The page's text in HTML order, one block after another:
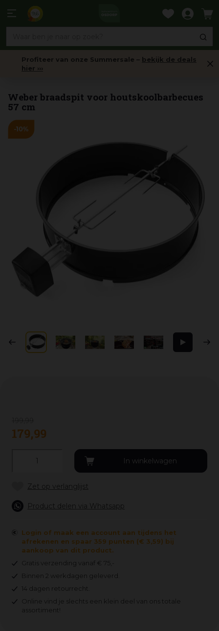
naar
Profiteer van onze Summersale – bekijk de deals
hier ›››
Weber braadspit voor houtskoolbarbecues
57 cm
179,99
Product delen via Whatsapp
Login of maak een account aan tijdens het
afrekenen en spaar 359 punten (€ 3,59) bij
aankoop van dit product.
Gratis verzending vanaf € 75,-
Binnen 2 werkdagen geleverd.
14 dagen retourrecht.
Online vind je slechts een klein deel van ons totale
assortiment!